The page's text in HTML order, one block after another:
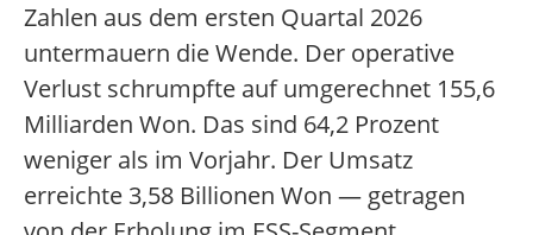
Zahlen aus dem ersten Quartal 2026
untermauern die Wende. Der operative
Verlust schrumpfte auf umgerechnet 155,6
Milliarden Won. Das sind 64,2 Prozent
weniger als im Vorjahr. Der Umsatz
erreichte 3,58 Billionen Won — getragen